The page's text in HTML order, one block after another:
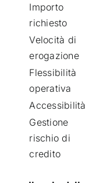
Importo
richiesto
Velocità di
erogazione
Flessibilità
operativa
Accessibilità
Gestione
rischio di
credito